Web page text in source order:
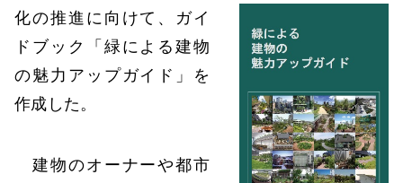
化の推進に向けて、ガイ
ドブック「緑による建物
の魅力アップガイド」を
作成した。
建物のオーナーや都市